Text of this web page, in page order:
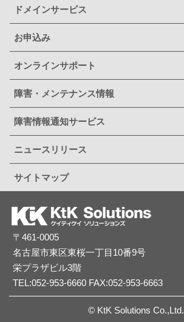
ドメインサービス
お申込み
オンラインサポート
障害・メンテナンス情報
障害情報通知サービス
ニュースリリース
サイトマップ
〒461-0005
名古屋市東区東桜一丁目10番9号
栄プラザビル3階
TEL:052-953-6660 FAX:052-953-6663
© KtK Solutions Co.,Ltd.